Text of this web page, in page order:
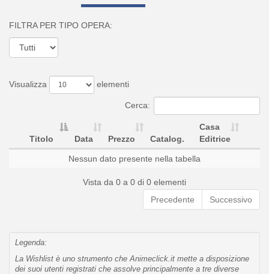
FILTRA PER TIPO OPERA:
Visualizza elementi
Cerca:
Titolo Data Prezzo Catalog.
Casa
Editrice
Nessun dato presente nella tabella
Vista da 0 a 0 di 0 elementi
Precedente
Successivo
Legenda:
La Wishlist è uno strumento che Animeclick.it mette a disposizione
dei suoi utenti registrati che assolve principalmente a tre diverse